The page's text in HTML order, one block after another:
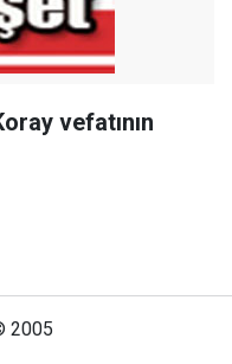
vefatının
2005